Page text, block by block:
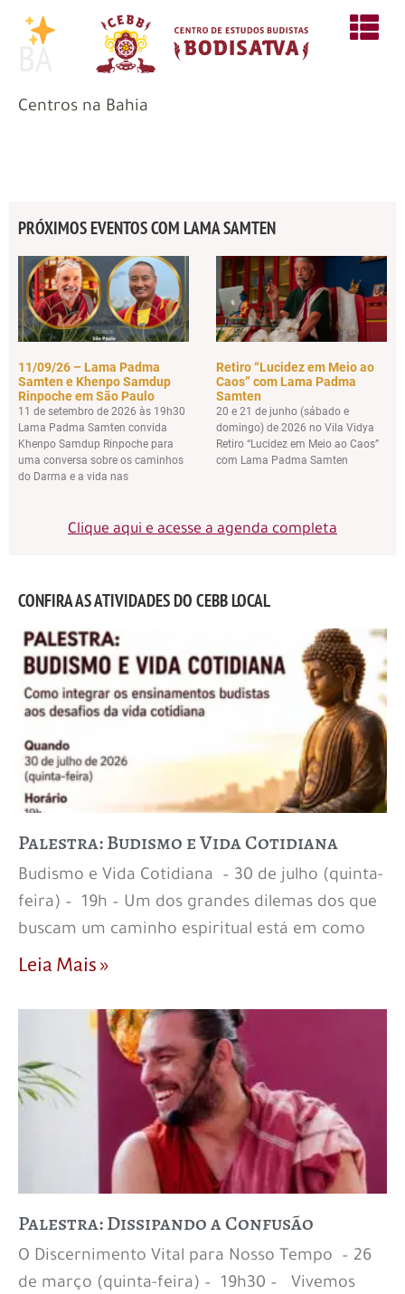
BA
Centros na Bahia
PRÓXIMOS EVENTOS COM LAMA SAMTEN
11/09/26 – Lama Padma
Samten e Khenpo Samdup
Rinpoche em São Paulo
11 de setembro de 2026 às 19h30
Lama Padma Samten convida
Khenpo Samdup Rinpoche para
uma conversa sobre os caminhos
do Darma e a vida nas
Retiro “Lucidez em Meio ao
Caos” com Lama Padma
Samten
20 e 21 de junho (sábado e
domingo) de 2026 no Vila Vidya
Retiro “Lucidez em Meio ao Caos”
com Lama Padma Samten
Clique aqui e acesse a agenda completa
CONFIRA AS ATIVIDADES DO CEBB LOCAL
Palestra: Budismo e Vida Cotidiana
Budismo e Vida Cotidiana – 30 de julho (quinta-
feira) – 19h – Um dos grandes dilemas dos que
buscam um caminho espiritual está em como
Leia Mais »
Palestra: Dissipando a Confusão
O Discernimento Vital para Nosso Tempo – 26
de março (quinta-feira) – 19h30 – Vivemos